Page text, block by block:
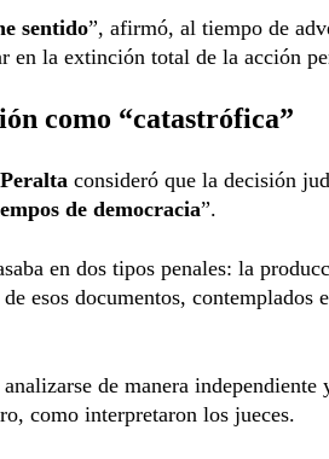
sentido”, afirmó, al tiempo de
en la extinción total de la acción
como “catastrófica”
consideró que la decisión
de democracia”.
en dos tipos penales: la
esos documentos, contemplados
de manera independiente
como interpretaron los jueces.